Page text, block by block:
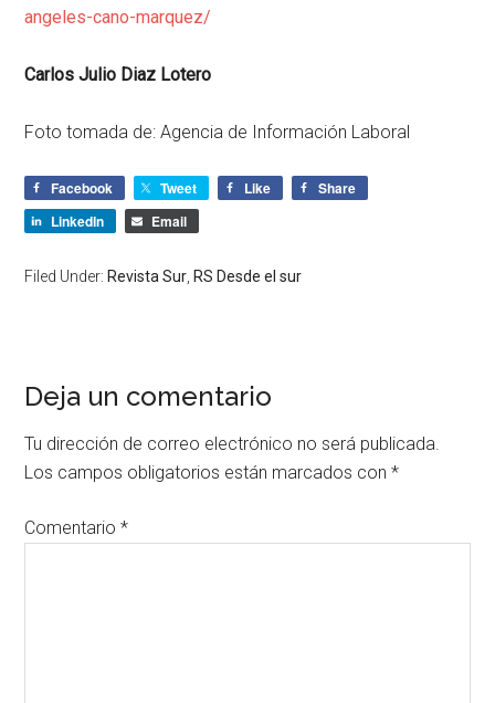
angeles-cano-marquez/
Carlos Julio Diaz Lotero
Foto tomada de: Agencia de Información Laboral
Facebook Tweet Like
Share
LinkedIn
Email
Filed Under: Revista Sur RS Desde el sur
Deja un comentario
Tu dirección de correo electrónico no será publicada.
Los campos obligatorios están marcados con*
Comentario*